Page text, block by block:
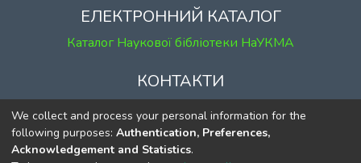
ЕЛЕКТРОННИЙ КАТАЛОГ
Каталог Наукової бібліотеки НаУКМА
КОНТАКТИ
м. Київ, вул. Григорія Сковороди, 2
к. 1, к. 120
тел. (044) 463-69-31
We collect and process your personal information for the
following purposes: Authentication, Preferences,
Acknowledgement and Statistics.